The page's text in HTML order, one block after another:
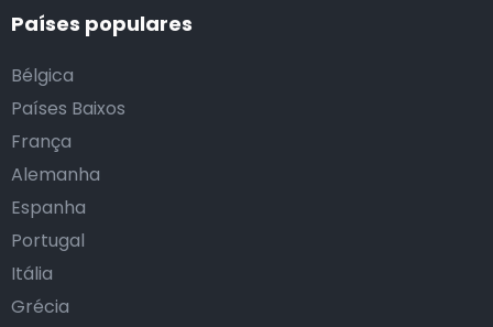
Países populares
Bélgica
Países Baixos
França
Alemanha
Espanha
Portugal
Itália
Grécia